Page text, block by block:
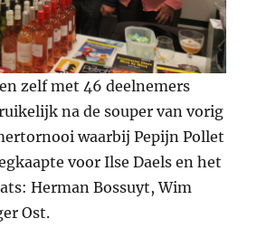
zelf met 46 deelnemers
na de souper van vorig
waarbij Pepijn Pollet
voor Ilse Daels en het
Herman Bossuyt, Wim
Ost.